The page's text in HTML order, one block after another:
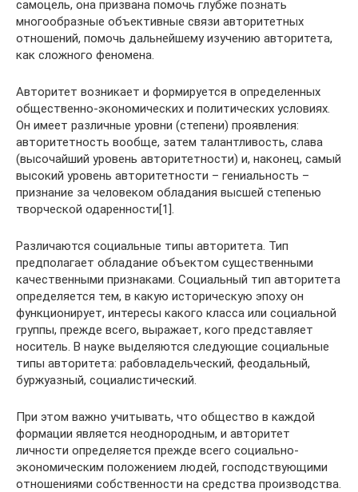
самоцель, она призвана помочь глубже познать
многообразные объективные связи авторитетных
отношений, помочь дальнейшему изучению авторитета,
как сложного феномена.
Авторитет возникает и формируется в определенных
общественно-экономических и политических условиях.
Он имеет различные уровни (степени) проявления:
авторитетность вообще, затем талантливость, слава
(высочайший уровень авторитетности) и, наконец, самый
высокий уровень авторитетности – гениальность –
признание за человеком обладания высшей степенью
творческой одаренности[1].
Различаются социальные типы авторитета. Тип
предполагает обладание объектом существенными
качественными признаками. Социальный тип авторитета
определяется тем, в какую историческую эпоху он
функционирует, интересы какого класса или социальной
группы, прежде всего, выражает, кого представляет
носитель. В науке выделяются следующие социальные
типы авторитета: рабовладельческий, феодальный,
буржуазный, социалистический.
При этом важно учитывать, что общество в каждой
формации является неоднородным, и авторитет
личности определяется прежде всего социально-
экономическим положением людей, господствующими
отношениями собственности на средства производства.